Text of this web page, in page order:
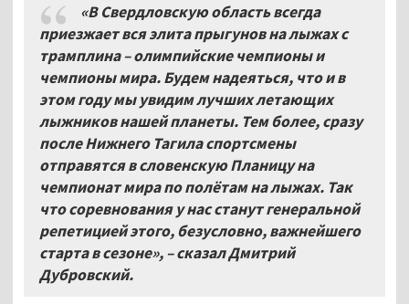
«В Свердловскую область всегда
приезжает вся элита прыгунов на лыжах с
трамплина – олимпийские чемпионы и
чемпионы мира. Будем надеяться, что и в
этом году мы увидим лучших летающих
лыжников нашей планеты. Тем более, сразу
после Нижнего Тагила спортсмены
отправятся в словенскую Планицу на
чемпионат мира по полётам на лыжах. Так
что соревнования у нас станут генеральной
репетицией этого, безусловно, важнейшего
старта в сезоне», – сказал Дмитрий
Дубровский.